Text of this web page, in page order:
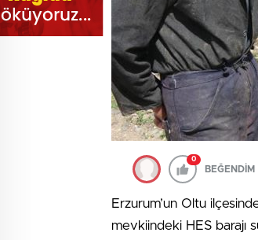
0
BEĞENDİM
Erzurum’un Oltu
mevkiindeki HES barajı